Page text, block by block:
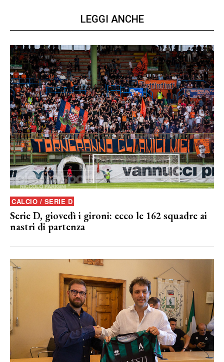
LEGGI ANCHE
CALCIO / SERIE D
Serie D, giovedì i gironi: ecco le 162 squadre ai
nastri di partenza